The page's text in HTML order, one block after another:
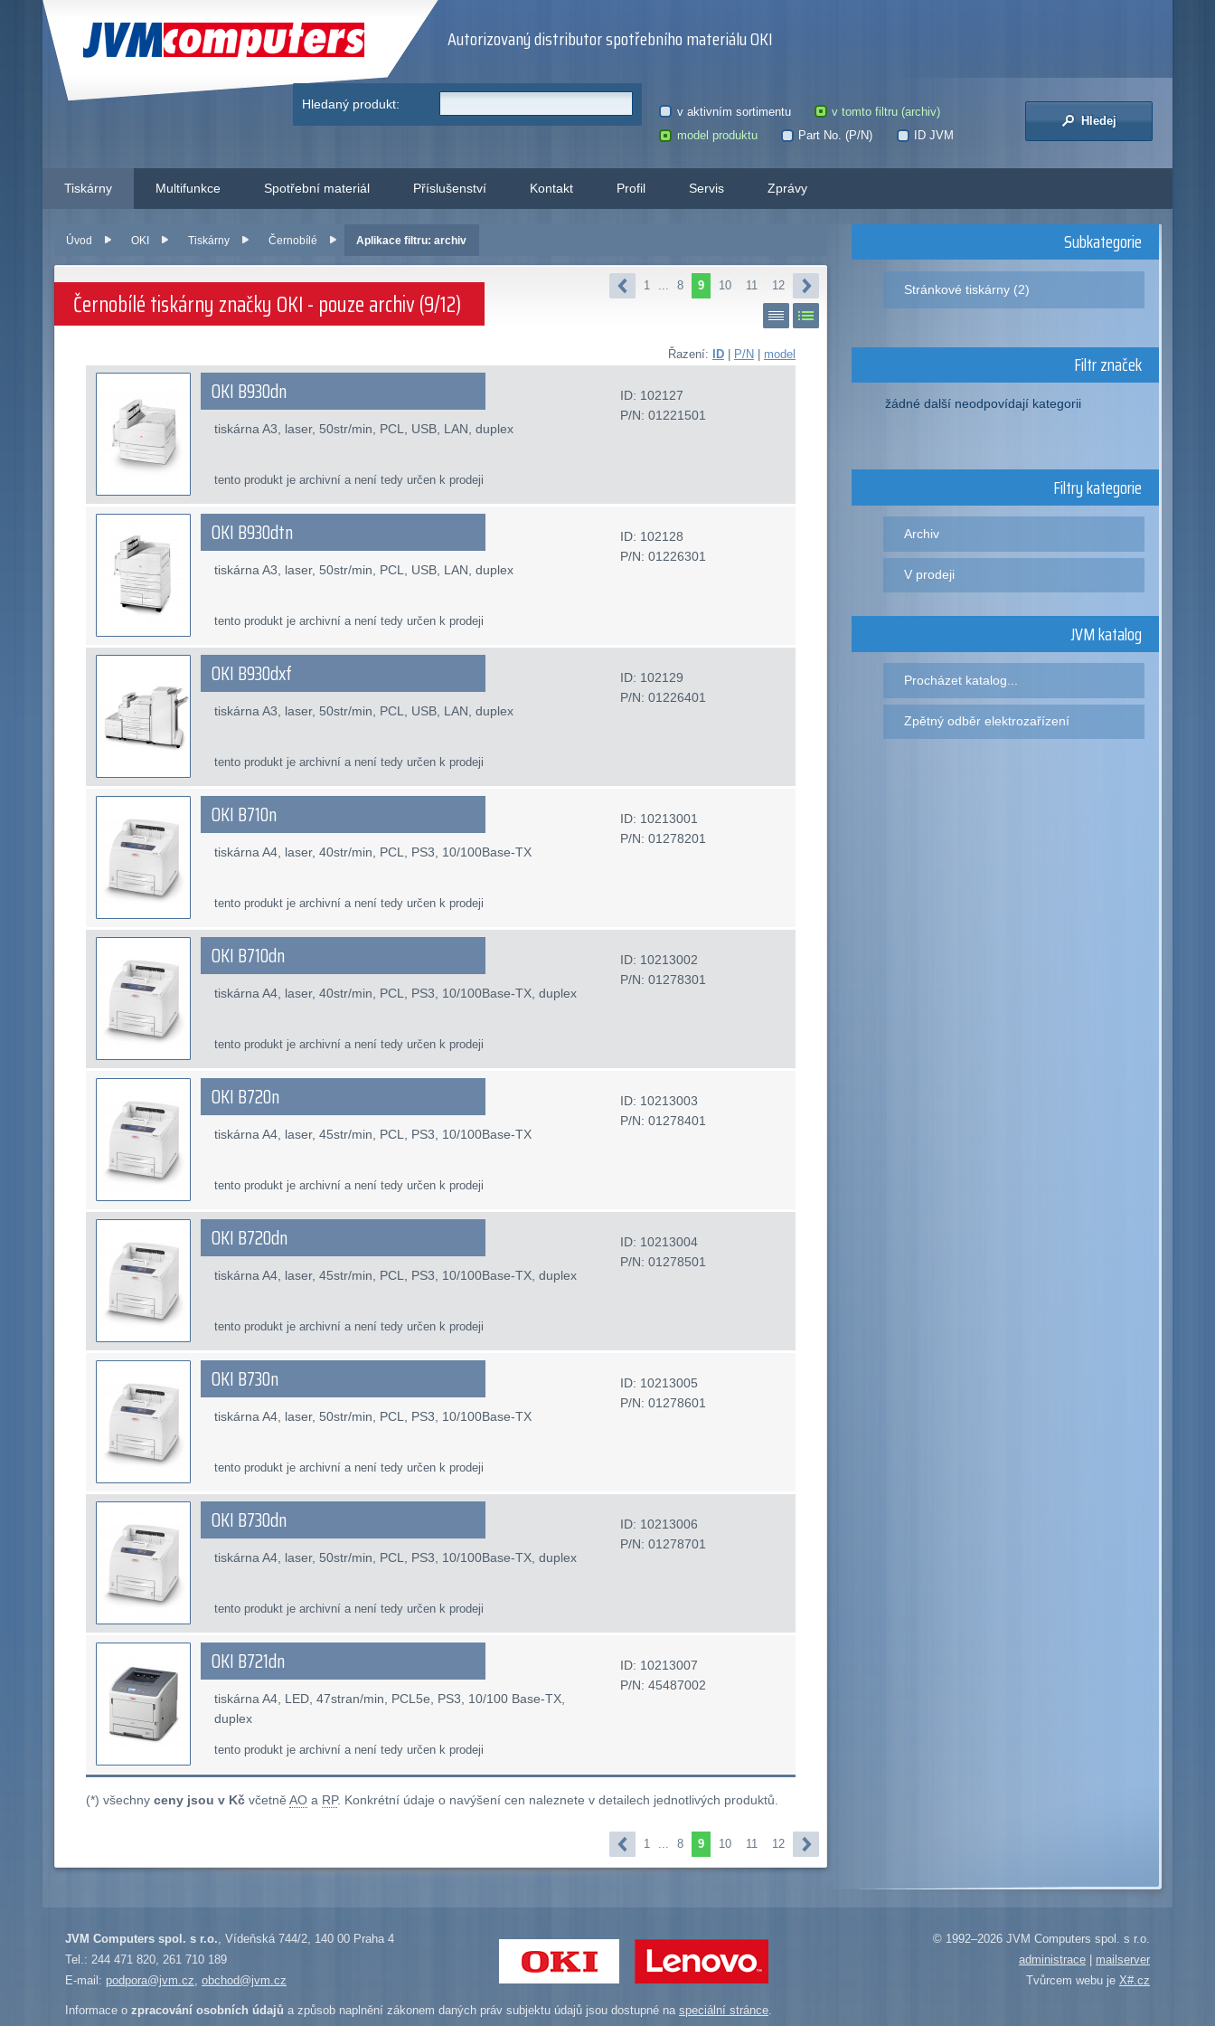
JVM Computers Autorizovaný distributor spotřebního materiálu OKI
Hledaný produkt:
v aktivním sortimentu
v tomto filtru (archiv)
model produktu
Part No. (P/N) ID JVM
Hledej
Tiskárny Multifunkce Spotřební materiál Příslušenství Kontakt Profil Servis Zprávy
Úvod OKI Tiskárny Černobílé Aplikace filtru: archiv
1 8 9 10 11 12
Černobílé tiskárny značky OKI - pouze archiv (9/12)
Řazení: ID| P/N| model
OKI B930dn
tiskárna A3, laser, 50str/min, PCL, USB, LAN, duplex
tento produkt je archivní a není tedy určen k prodeji
ID: 102127
P/N: 01221501
OKI B930dtn
tiskárna A3, laser, 50str/min, PCL, USB, LAN, duplex
tento produkt je archivní a není tedy určen k prodeji
ID: 102128
P/N: 01226301
OKI B930dxf
tiskárna A3, laser, 50str/min, PCL, USB, LAN, duplex
tento produkt je archivní a není tedy určen k prodeji
ID: 102129
P/N: 01226401
OKI B710n
tiskárna A4, laser, 40str/min, PCL, PS3, 10/100Base-TX
tento produkt je archivní a není tedy určen k prodeji
ID: 10213001
P/N: 01278201
OKI B710dn
tiskárna A4, laser, 40str/min, PCL, PS3, 10/100Base-TX, duplex
tento produkt je archivní a není tedy určen k prodeji
ID: 10213002
P/N: 01278301
OKI B720n
tiskárna A4, laser, 45str/min, PCL, PS3, 10/100Base-TX
tento produkt je archivní a není tedy určen k prodeji
ID: 10213003
P/N: 01278401
OKI B720dn
tiskárna A4, laser, 45str/min, PCL, PS3, 10/100Base-TX, duplex
tento produkt je archivní a není tedy určen k prodeji
ID: 10213004
P/N: 01278501
OKI B730n
tiskárna A4, laser, 50str/min, PCL, PS3, 10/100Base-TX
tento produkt je archivní a není tedy určen k prodeji
ID: 10213005
P/N: 01278601
OKI B730dn
tiskárna A4, laser, 50str/min, PCL, PS3, 10/100Base-TX, duplex
tento produkt je archivní a není tedy určen k prodeji
ID: 10213006
P/N: 01278701
OKI B721dn
tiskárna A4, LED, 47stran/min, PCL5e, PS3, 10/100 Base-TX,
duplex
tento produkt je archivní a není tedy určen k prodeji
ID: 10213007
P/N: 45487002
(*) všechny ceny jsou v Kčvčetně AOa RP. Konkrétní údaje o navýšení cen naleznete v detailech jednotlivých produktů.
1 8 9 10 11 12
Subkategorie
Stránkové tiskárny (2)
Filtr značek
žádné další neodpovídají kategorii
Filtry kategorie
Archiv
V prodeji
JVM katalog
Procházet katalog...
Zpětný odběr elektrozařízení
JVM Computers spol. s r.o., Vídeňská 744/2, 140 00 Praha 4
Tel.: 244 471 820, 261 710 189
E-mail: podpora@jvm.cz, obchod@jvm.cz
© 1992–2026 JVM Computers spol. s r.o.
administrace
mailserver
Tvůrcem webu je X#.cz
Informace o zpracování osobních údajů a způsob naplnění zákonem daných práv subjektu údajů jsou dostupné na speciální stránce.